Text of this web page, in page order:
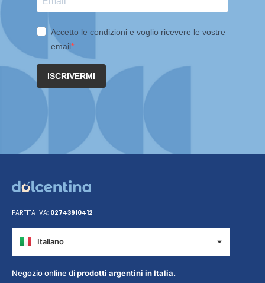
Accetto le condizioni e voglio ricevere le vostre
email
ISCRIVERMI
PARTITA IVA: 02743910412
Italiano
Español
Negozio online diprodotti argentini in Italia.